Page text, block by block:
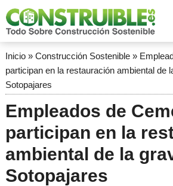
Inicio» Construcción Sostenible»
participan en la restauración ambiental de
Sotopajares
Empleados de
participan en la
ambiental de la
Sotopajares